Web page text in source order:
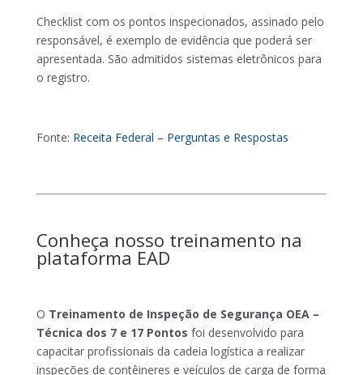
Checklist com os pontos inspecionados, assinado pelo
responsável, é exemplo de evidência que poderá ser
apresentada. São admitidos sistemas eletrônicos para
o registro.
Fonte: Receita Federal – Perguntas e Respostas
Conheça nosso treinamento na
plataforma EAD
O Treinamento de Inspeção de Segurança OEA –
Técnica dos 7 e 17 Pontos foi desenvolvido para
capacitar profissionais da cadeia logística a realizar
inspeções de contêineres e veículos de carga de forma